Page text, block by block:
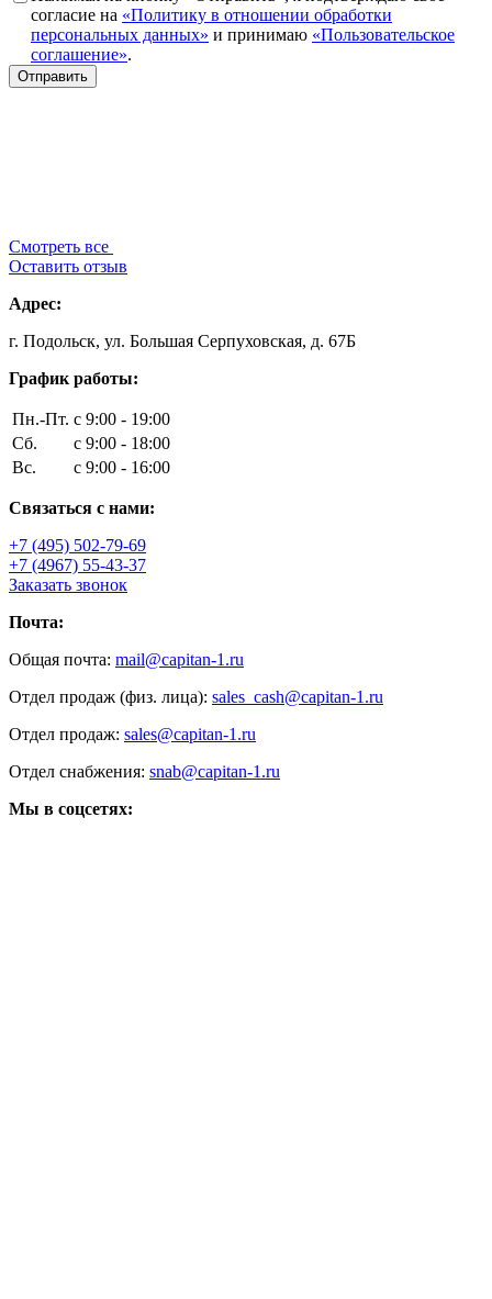
согласие на «Политику в отношении обработки
персональных данных» и принимаю «Пользовательское
соглашение».
Смотреть все
Оставить отзыв
Адрес:
г. Подольск, ул. Большая Серпуховская, д. 67Б
График работы:
Пн.-Пт. с 9:00 - 19:00
Сб.
с 9:00 - 18:00
Вс.
с 9:00 - 16:00
Связаться с нами:
+7 (495) 502-79-69
+7 (4967) 55-43-37
Заказать звонок
Почта:
Общая почта: mail@capitan-1.ru
Отдел продаж (физ. лица): sales_cash@capitan-1.ru
Отдел продаж: sales@capitan-1.ru
Отдел снабжения: snab@capitan-1.ru
Мы в соцсетях: